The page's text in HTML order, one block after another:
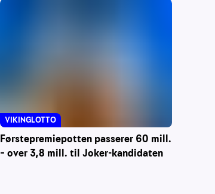
Førstepremiepotten passerer 60 mill.
– over 3,8 mill. til Joker-kandidaten
VIKINGLOTTO